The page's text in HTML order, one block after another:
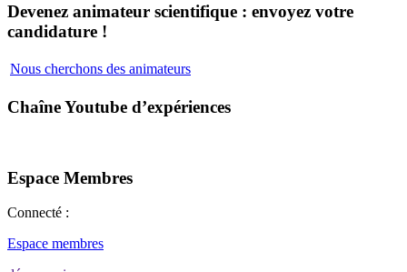
Devenez animateur scientifique : envoyez votre
candidature !
Nous cherchons des animateurs
Chaîne Youtube d’expériences
Espace Membres
Connecté :
Espace membres